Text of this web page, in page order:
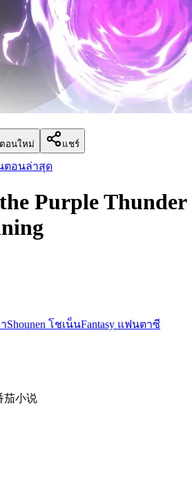
อนใหม่ แชร์
ตอนล่าสุด
Purple Thunder
Shounen โชเน็นFantasy แฟนตาซี
茄小说